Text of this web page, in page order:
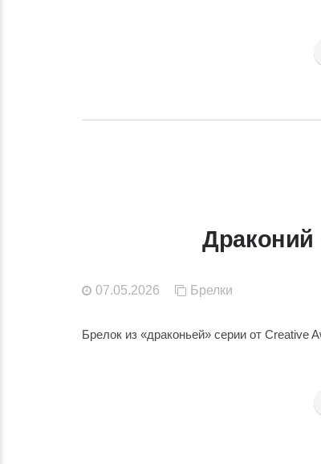
Драконий
07.05.2026 Брелки
Брелок из «драконьей» серии от Creative